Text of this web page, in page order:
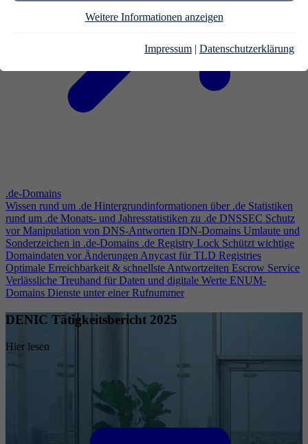
Weitere Informationen anzeigen
Impressum | Datenschutzerklärung
.de-Domains
Wissen rund um .de Hintergrundinformationen über .de Statistiken
rund um .de Monats- und Jahresstatistiken zu .de DNSSEC Schutz
vor Manipulation von DNS-Antworten IDN-Domains Umlaute und
Sonderzeichen in .de-Domains .de Registry Lock Schützt wichtige
Domaindaten vor ÄnderungenAnycast für TLD Registries
Optimale Erreichbarkeit & schnellste Antwortzeiten Escrow Service
Verlässliche Treuhand für Daten und digitale Werte ENUM-
Domains Dienste unter einer Rufnummer
DENIC Tätigkeitsbericht 2025
Hier lesen